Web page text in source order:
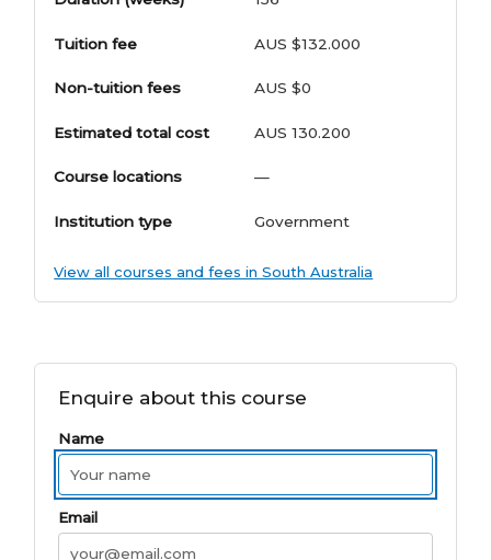
Tuition fee AUS $132.000
Non-tuition fees AUS $0
Estimated total cost AUS 130.200
Course locations —
Institution type Government
View all courses and fees in South Australia
Enquire about this course
Name
Email